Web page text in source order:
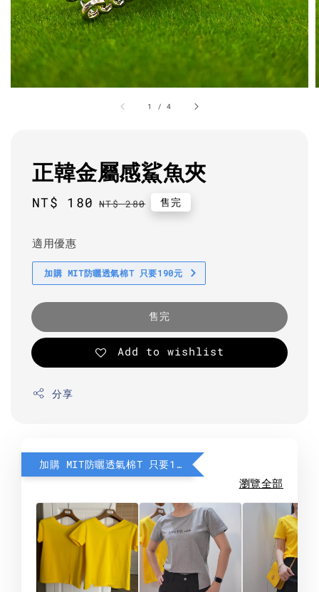
1 /4
正韓金屬感鯊魚夾
Sale
NT$ 180 Regular
NT$ 280 售完
適用優惠
加購 MIT防曬透氣棉T 只要190元
售完
Add to wishlist
分享
加購 MIT防曬透氣棉T 只要190元
瀏覽全部